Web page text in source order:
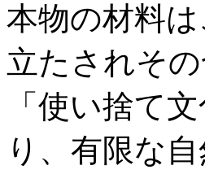
本物の材料
立たされそ
「使い捨て
り、有限な